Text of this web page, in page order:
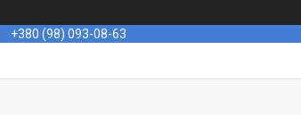
+380 (98) 093-08-63